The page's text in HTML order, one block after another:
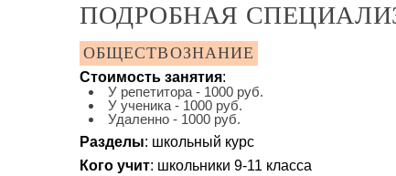
ПОДРОБНАЯ
ОБЩЕСТВОЗНАНИЕ
Стоимость занятия:
У репетитора - 1000 руб.
У ученика - 1000 руб.
Удаленно - 1000 руб.
Разделы: школьный курс
Кого учит: школьники 9-11 класса